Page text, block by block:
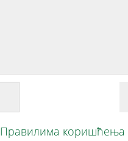
Правилима коришћења